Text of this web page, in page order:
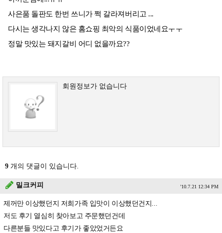
사은품 돌판도 한번 쓰니가 쩍 갈라져버리고 ...
다시는 생각나지 않은 홈쇼핑 최악의 식품이었네요ㅜㅜ
정말 맛있는 돼지갈비 어디 없을까요??
회원정보가 없습니다
9 개의 댓글이 있습니다.
밀크커피 '10.7.21 12:34 PM
제꺼만 이상했던지 저희가족 입맛이 이상했던건지...
저도 후기 열심히 찾아보고 주문했던건데
다른분들 맛있다고 후기가 좋았었거든요